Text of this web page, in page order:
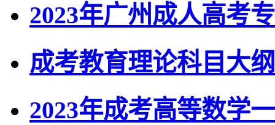
2023年广州成人高考
成考教育理论科目大
2023年成考高等数学